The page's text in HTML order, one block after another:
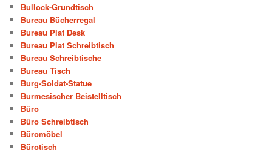
Bullock-Grundtisch
Bureau Bücherregal
Bureau Plat Desk
Bureau Plat Schreibtisch
Bureau Schreibtische
Bureau Tisch
Burg-Soldat-Statue
Burmesischer Beistelltisch
Büro
Büro Schreibtisch
Büromöbel
Bürotisch